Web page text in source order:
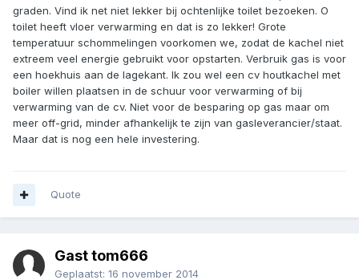
graden. Vind ik net niet lekker bij ochtenlijke toilet bezoeken. O
toilet heeft vloer verwarming en dat is zo lekker! Grote
temperatuur schommelingen voorkomen we, zodat de kachel niet
extreem veel energie gebruikt voor opstarten. Verbruik gas is voor
een hoekhuis aan de lagekant. Ik zou wel een cv houtkachel met
boiler willen plaatsen in de schuur voor verwarming of bij
verwarming van de cv. Niet voor de besparing op gas maar om
meer off-grid, minder afhankelijk te zijn van gasleverancier/staat.
Maar dat is nog een hele investering.
Quote
Gast tom666
Geplaatst: 16 november 2014